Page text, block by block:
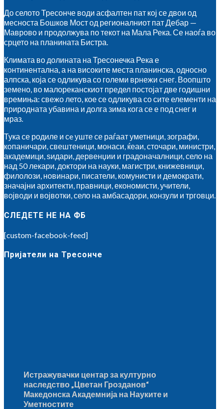
До селото Тресонче води асфалтен пат кој се двои од
месноста Бошков Мост од регионалниот пат Дебар —
Маврово и продолжува по текот на Мала Река. Се наоѓа во
срцето на планината Бистра.
Климата во долината на Тресонечка Река е
континентална, а на високите места планинска, односно
алпска, која се одликува со големи врнежи снег. Воопшто
земено, во малореканскиот предел постојат две годишни
времиња: свежо лето, кое се одликува со сите елементи на
природната убавина и долга зима кога се е под снег и
мраз.
Тука се родиле и сe уште се раѓаат уметници, зографи,
копаничари, свештеници, монаси, ќеаи, сточари, министри,
академици, ѕидари, дервенџии и градоначалници, село на
над 50 лекари, доктори на науки, магистри, книжевници,
филолози, новинари, писатели, комунисти и демократи,
значајни архитекти, правници, економисти, учители,
војводи и војвотки, село на амбасадори, конзули и трговци.
СЛЕДЕТЕ НЕ НА ФБ
[custom-facebook-feed]
Пријатели на Тресонче
Истражувачки центар за културно
наследство „Цветан Грозданов“
Македонска Академнија на Науките и
Уметностите